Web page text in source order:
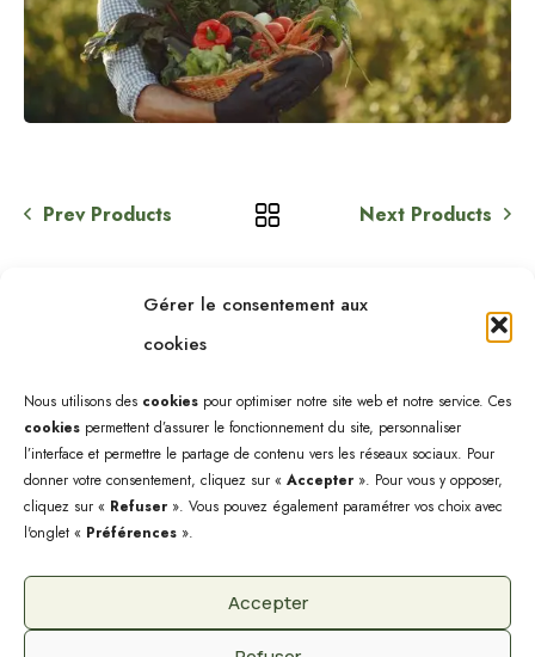
Gérer le consentement aux
cookies
Nous utilisons des cookies pour optimiser notre site web et notre service. Ces
cookies permettent d’assurer le fonctionnement du site, personnaliser
l’interface et permettre le partage de contenu vers les réseaux sociaux. Pour
donner votre consentement, cliquez sur « Accepter ». Pour vous y opposer,
cliquez sur « Refuser ». Vous pouvez également paramétrer vos choix avec
l'onglet « Préférences ».
Accepter
Prev Products Next Products
@2025 - Site créé par Sébastien Landré.